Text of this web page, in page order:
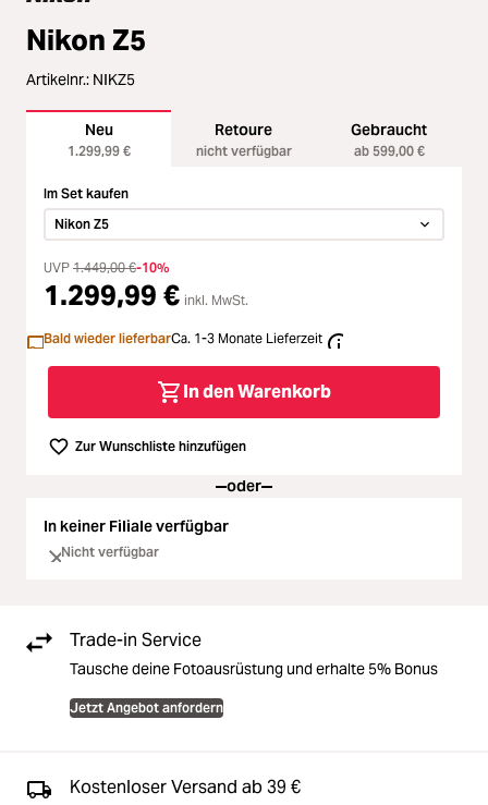
Bildbearbeitung
Ferngläser
Second Hand
SALE
Nikon Z5
Artikelnr.: NIKZ5
Neu
1.299,99 €
Retoure
nicht verfügbar
Gebraucht
ab 599,00 €
Im Set kaufen
Nikon Z5
UVP 1.449,00 €-10%
1.299,99 € inkl. MwSt.
Bald wieder lieferbarCa. 1-3 Monate Lieferzeit
In den Warenkorb
Zur Wunschliste hinzufügen
oder
In keiner Filiale verfügbar
Nicht verfügbar
Trade-in Service
Tausche deine Fotoausrüstung und erhalte 5% Bonus
Jetzt Angebot anfordern
Kostenloser Versand ab 39 €